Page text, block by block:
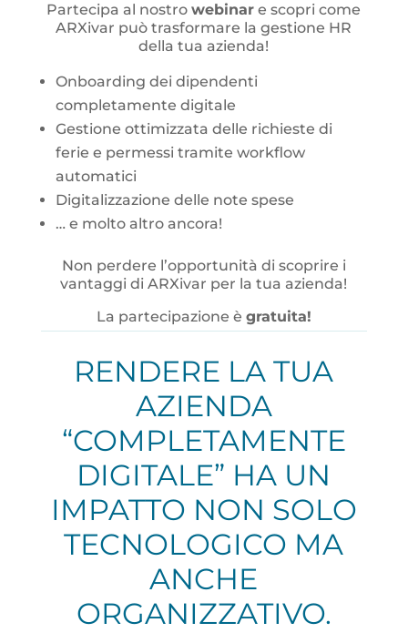
Partecipa al nostrowebinar e scopri come
ARXivar può trasformare la gestione HR
della tua azienda!
Onboarding dei dipendenti
completamente digitale
Gestione ottimizzata delle richieste di
ferie e permessi tramite workflow
automatici
Digitalizzazione delle note spese
… e molto altro ancora!
Non perdere l’opportunità di scoprire i
vantaggi di ARXivar per la tua azienda!
La partecipazione è gratuita!
RENDERE LA TUA
AZIENDA
“COMPLETAMENTE
DIGITALE” HA UN
IMPATTO NON SOLO
TECNOLOGICO MA
ANCHE
ORGANIZZATIVO.